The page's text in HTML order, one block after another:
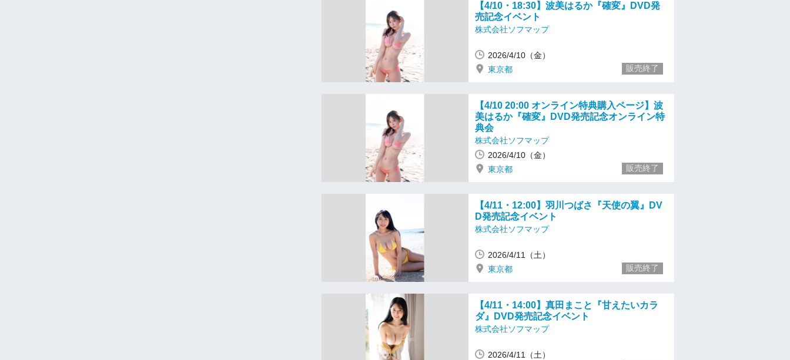
【4/10・18:30】波美はるか『確変』DVD発
売記念イベント
株式会社ソフマップ
2026/4/10（金）
東京都
販売終了
【4/10 20:00 オンライン特典購入ページ】波
美はるか『確変』DVD発売記念オンライン特
典会
株式会社ソフマップ
2026/4/10（金）
東京都
販売終了
【4/11・12:00】羽川つばさ『天使の翼』DV
D発売記念イベント
株式会社ソフマップ
2026/4/11（土）
東京都
販売終了
【4/11・14:00】真田まこと『甘えたいカラ
ダ』DVD発売記念イベント
株式会社ソフマップ
2026/4/11（土）